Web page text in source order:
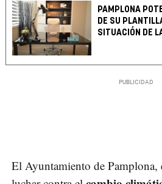
PAMPLONA
DE SU
SITUACIÓN DE
El Ayuntamiento de Pamplona,